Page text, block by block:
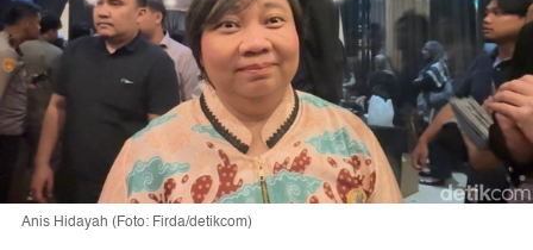
Anis Hidayah (Foto: Firda/detikcom)